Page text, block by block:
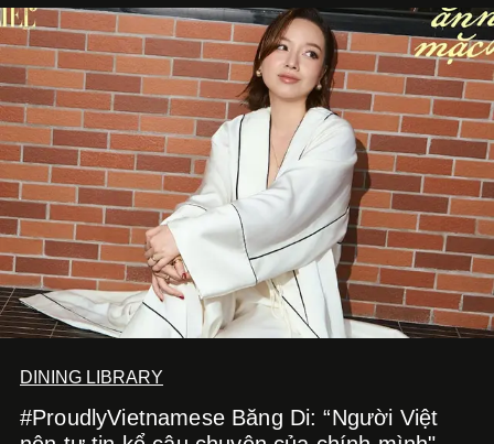
mang đến niềm vui cho thực khách.
DINING LIBRARY
#ProudlyVietnamese Băng Di: “Người Việt